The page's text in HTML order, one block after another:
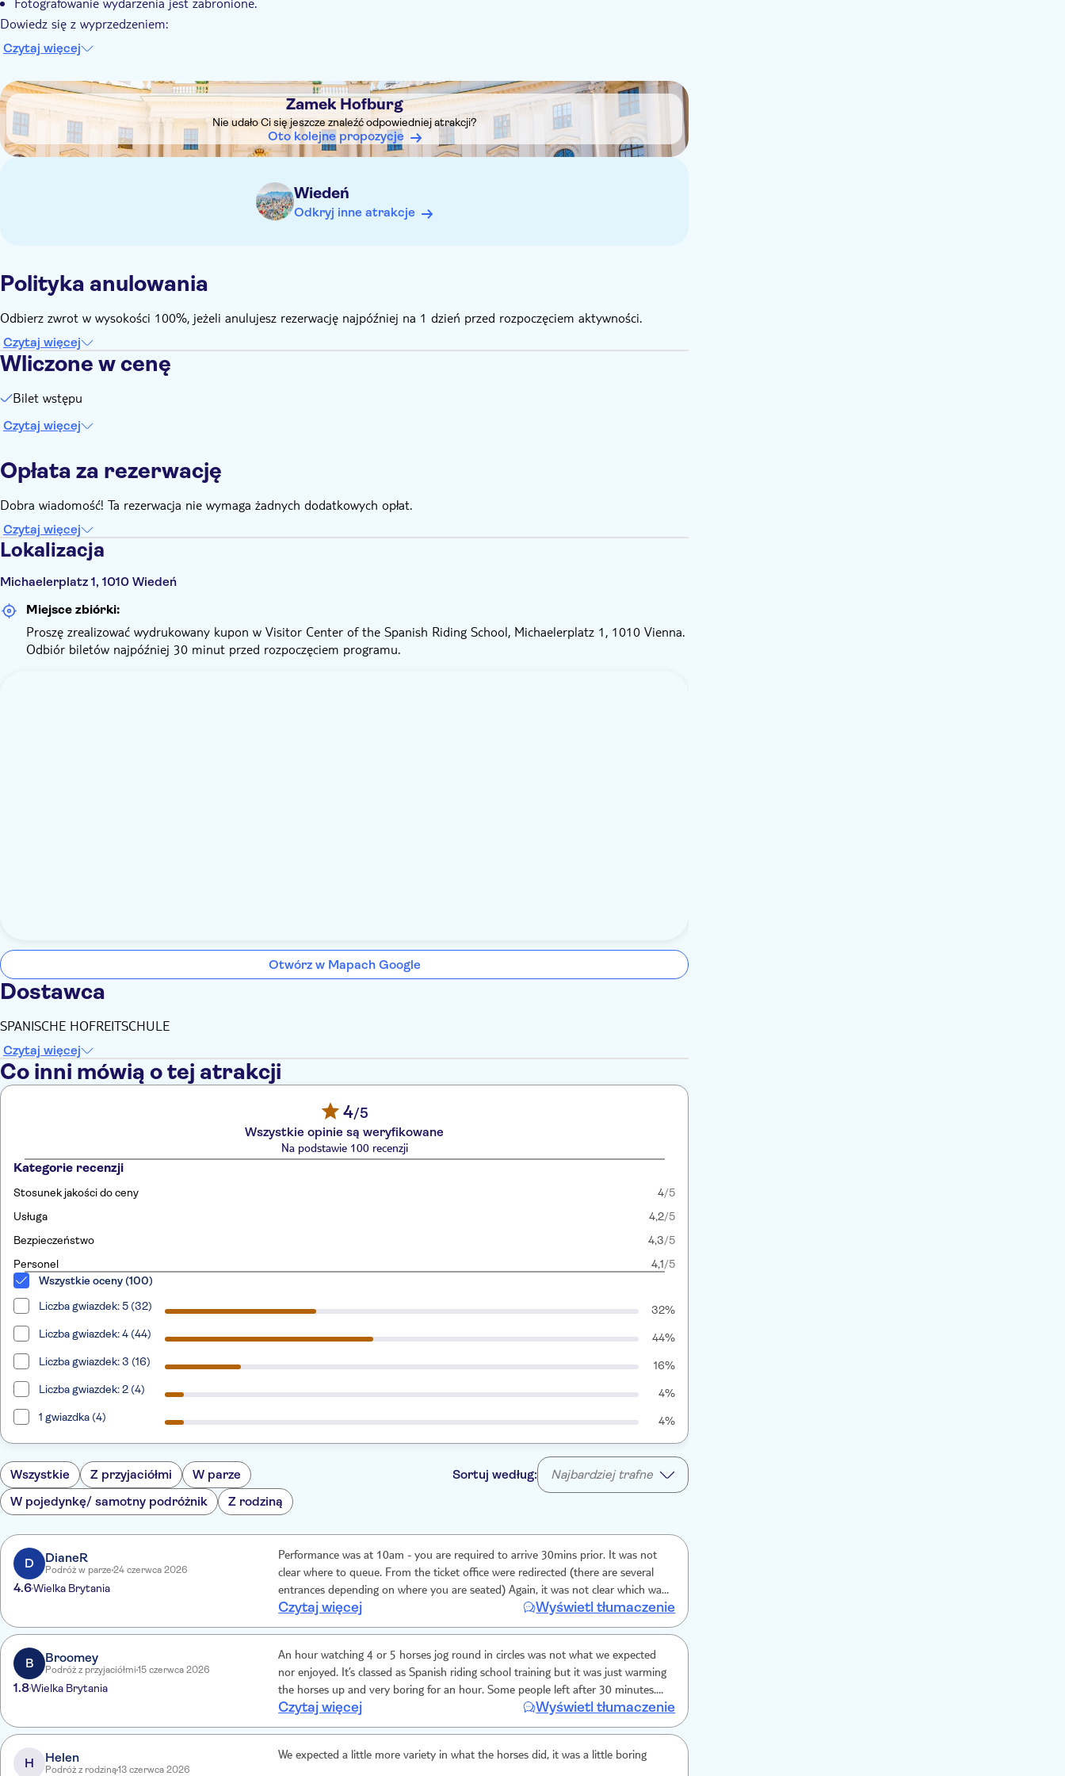
Dowiedz się z wyprzedzeniem:
Dzieci w wieku od 3 do 5 lat włącznie mają wstęp wolny. Należy jednak pamiętać, że dzieci nie mają prawa do miejsca
siedzącego i muszą siedzieć na kolanach osoby dorosłej. Jeśli będą potrzebować swojego miejsca, zostanie naliczona
Dzieci w wieku od 6 do 11 lat płacą cenę dziecięcą
Dzieci muszą być pod opieką co najmniej jednej osoby dorosłej.
Ze względu na ochronę zabytków nie ma windy
Czytaj więcej
DSA1Zamek Hofburg
Zamek Hofburg
Nie udało Ci się jeszcze znaleźć odpowiedniej atrakcji?
Oto kolejne propozycje
Wiedeń
Odkryj inne atrakcje
Polityka anulowania
Odbierz zwrot w wysokości 100%, jeżeli anulujesz rezerwację najpóźniej na 1 dzień przed rozpoczęciem aktywności.
Czytaj więcej
Wliczone w cenę
Bilet wstępu
Czytaj więcej
Opłata za rezerwację
Dobra wiadomość! Ta rezerwacja nie wymaga żadnych dodatkowych opłat.
Czytaj więcej
Lokalizacja
Michaelerplatz 1, 1010 Wiedeń
Miejsce zbiórki:
Proszę zrealizować wydrukowany kupon w Visitor Center of the Spanish Riding School, Michaelerplatz 1, 1010 Vienna.
Odbiór biletów najpóźniej 30 minut przed rozpoczęciem programu.
Otwórz w Mapach Google
Dostawca
SPANISCHE HOFREITSCHULE
Czytaj więcej
Co inni mówią o tej atrakcji
4/5
Wszystkie opinie są weryfikowane
Na podstawie 100 recenzji
Kategorie recenzji
Stosunek jakości do ceny 4/5
Usługa
4,2/5
Bezpieczeństwo
4,3/5
Personel
4,1/5
Wszystkie oceny (100)
Liczba gwiazdek: 5 (32)
32%
Liczba gwiazdek: 4 (44)
44%
Liczba gwiazdek: 3 (16)
16%
Liczba gwiazdek: 2 (4)
4%
1 gwiazdka (4)
4%
Wszystkie Z przyjaciółmi
W parze
W pojedynkę/ samotny podróżnik
Z rodziną
Sortuj według: Najbardziej trafne
D DianeR
Podróż w parze 24 czerwca 2026
4.6Wielka Brytania
Performance was at 10am - you are required to arrive 30mins prior. It was not
clear where to queue. From the ticket office were redirected (there are several
entrances depending on where you are seated) Again, it was not clear which was
the right entrance and there were no staff to help. Our seats were on the balcony.
This resulted in the view of half of the arena being obscured and required
enjoyed the horses training.
Czytaj więcej Wyświetl tłumaczenie
B Broomey
Podróż z przyjaciółmi 15 czerwca 2026
1.8Wielka Brytania
An hour watching 4 or 5 horses jog round in circles was not what we expected
nor enjoyed. It’s classed as Spanish riding school training but it was just warming
the horses up and very boring for an hour. Some people left after 30 minutes.
Not as advertised and not good value for money.
Czytaj więcej Wyświetl tłumaczenie
H Helen
Podróż z rodziną13 czerwca 2026
We expected a little more variety in what the horses did, it was a little boring